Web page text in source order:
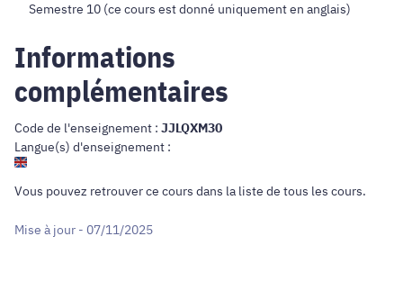
Semestre 10 (ce cours est donné uniquement en anglais)
Informations
complémentaires
Code de l'enseignement : JJLQXM30
Langue(s) d'enseignement :
Vous pouvez retrouver ce cours dans la liste de tous les cours.
Mise à jour - 07/11/2025